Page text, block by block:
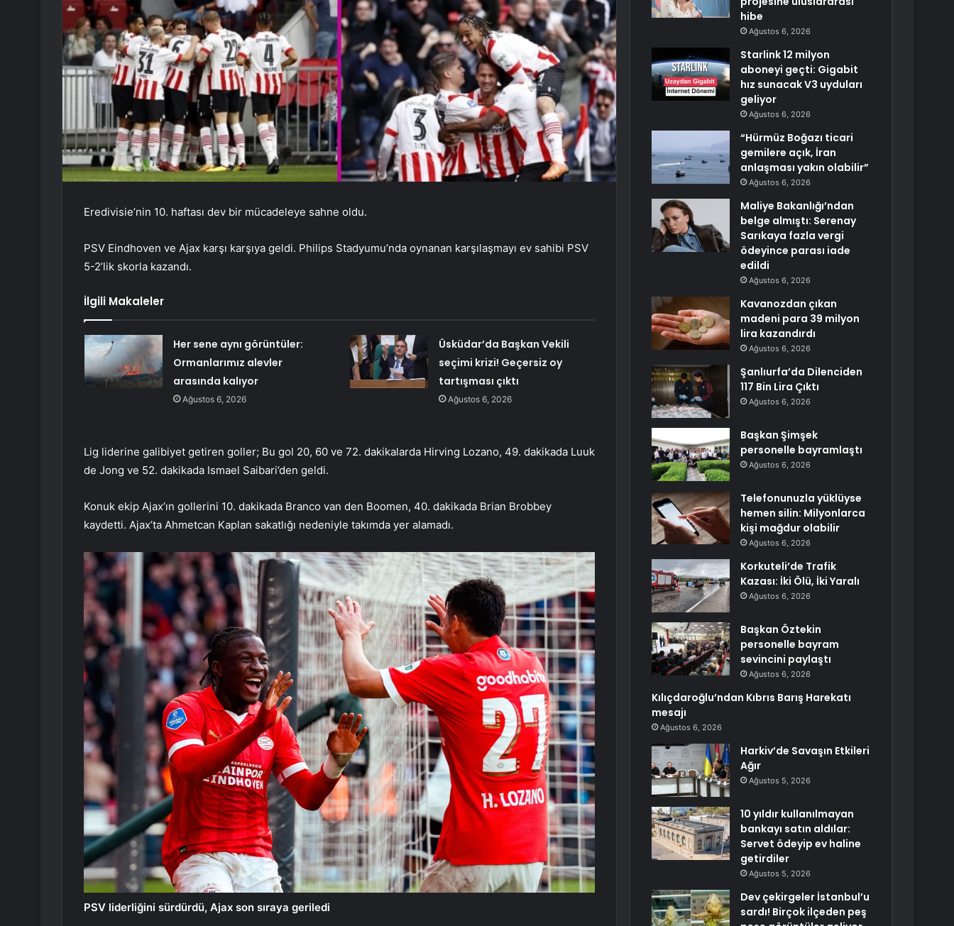
Eredivisie’nin 10. haftası dev bir mücadeleye sahne oldu.
PSV Eindhoven ve Ajax karşı karşıya geldi. Philips Stadyumu’nda oynanan karşılaşmayı ev sahibi PSV
5-2’lik skorla kazandı.
İlgili Makaleler
Her sene aynı görüntüler:
Ormanlarımız alevler
arasında kalıyor
Ağustos 6, 2026
Üsküdar’da Başkan Vekili
seçimi krizi! Geçersiz oy
tartışması çıktı
Ağustos 6, 2026
Lig liderine galibiyet getiren goller; Bu gol 20, 60 ve 72. dakikalarda Hirving Lozano, 49. dakikada Luuk
de Jong ve 52. dakikada Ismael Saibari’den geldi.
Konuk ekip Ajax’ın gollerini 10. dakikada Branco van den Boomen, 40. dakikada Brian Brobbey
kaydetti. Ajax’ta Ahmetcan Kaplan sakatlığı nedeniyle takımda yer alamadı.
PSV liderliğini sürdürdü, Ajax son sıraya geriledi
hibe
Ağustos 6, 2026
Starlink 12 milyon
aboneyi geçti: Gigabit
hız sunacak V3 uyduları
geliyor
Ağustos 6, 2026
“Hürmüz Boğazı ticari
gemilere açık, İran
anlaşması yakın olabilir”
Ağustos 6, 2026
Maliye Bakanlığı’ndan
belge almıştı: Serenay
Sarıkaya fazla vergi
ödeyince parası iade
edildi
Ağustos 6, 2026
Kavanozdan çıkan
madeni para 39 milyon
lira kazandırdı
Ağustos 6, 2026
Şanlıurfa’da Dilenciden
117 Bin Lira Çıktı
Ağustos 6, 2026
Başkan Şimşek
personelle bayramlaştı
Ağustos 6, 2026
Telefonunuzla yüklüyse
hemen silin: Milyonlarca
kişi mağdur olabilir
Ağustos 6, 2026
Korkuteli’de Trafik
Kazası: İki Ölü, İki Yaralı
Ağustos 6, 2026
Başkan Öztekin
personelle bayram
sevincini paylaştı
Ağustos 6, 2026
Kılıçdaroğlu’ndan Kıbrıs Barış Harekatı
mesajı
Ağustos 6, 2026
Harkiv’de Savaşın Etkileri
Ağır
Ağustos 5, 2026
10 yıldır kullanılmayan
bankayı satın aldılar:
Servet ödeyip ev haline
getirdiler
Ağustos 5, 2026
Dev çekirgeler İstanbul’u
sardı! Birçok ilçeden peş